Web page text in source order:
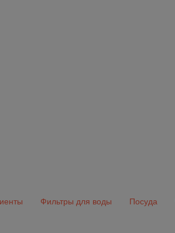
Фильтры для воды Посуда